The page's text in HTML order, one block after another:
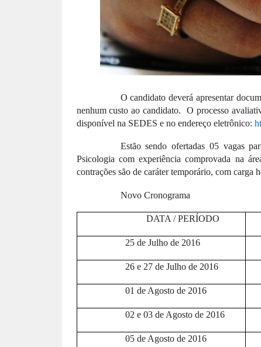
O candidato deverá apresentar
nenhum custo ao candidato. O processo
disponível na SEDES e no endereço eletrônico:
Estão sendo ofertadas 05 vagas
Psicologia com experiência comprovada na
contrações são de caráter temporário, com carga
Novo Cronograma
DATA / PERÍODO
25 de Julho de 2016
26 e 27 de Julho de 2016
01 de Agosto de 2016
02 e 03 de Agosto de 2016
05 de Agosto de 2016